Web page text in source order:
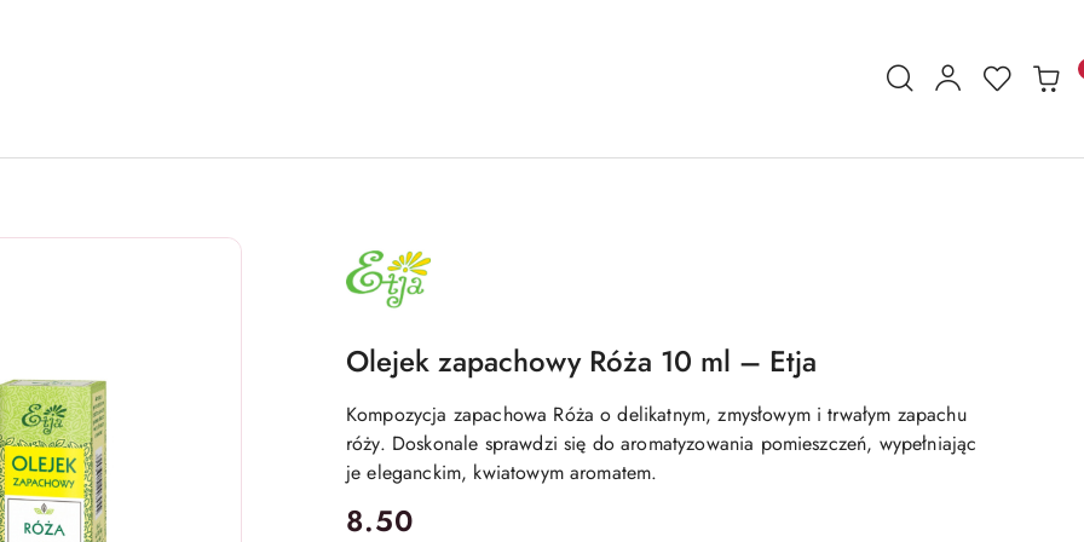
NAZWA
PRODUCENTA:
ETJA
Olejek zapachowy Róża 10 ml – Etja
Kompozycja zapachowa Róża o delikatnym, zmysłowym i trwałym zapachu
róży. Doskonale sprawdzi się do aromatyzowania pomieszczeń, wypełniając
je eleganckim, kwiatowym aromatem.
cena:
8.50